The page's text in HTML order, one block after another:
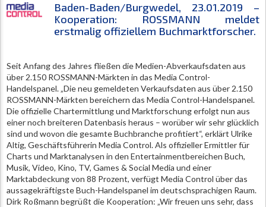
Baden-Baden/Burgwedel, 23.01.2019 –
Kooperation: ROSSMANN meldet
erstmalig offiziellem Buchmarktforscher.
Seit Anfang des Jahres fließen die Medien-Abverkaufsdaten aus
über 2.150 ROSSMANN-Märkten in das Media Control-
Handelspanel. „Die neu gemeldeten Verkaufsdaten aus über 2.150
ROSSMANN-Märkten bereichern das Media Control-Handelspanel.
Die offizielle Chartermittlung und Marktforschung erfolgt nun aus
einer noch breiteren Datenbasis heraus – worüber wir sehr glücklich
sind und wovon die gesamte Buchbranche profitiert“, erklärt Ulrike
Altig, Geschäftsführerin Media Control. Als offizieller Ermittler für
Charts und Marktanalysen in den Entertainmentbereichen Buch,
Musik, Video, Kino, TV, Games & Social Media und einer
Marktabdeckung von 88 Prozent, verfügt Media Control über das
aussagekräftigste Buch-Handelspanel im deutschsprachigen Raum.
Dirk Roßmann begrüßt die Kooperation: „Wir freuen uns sehr, dass